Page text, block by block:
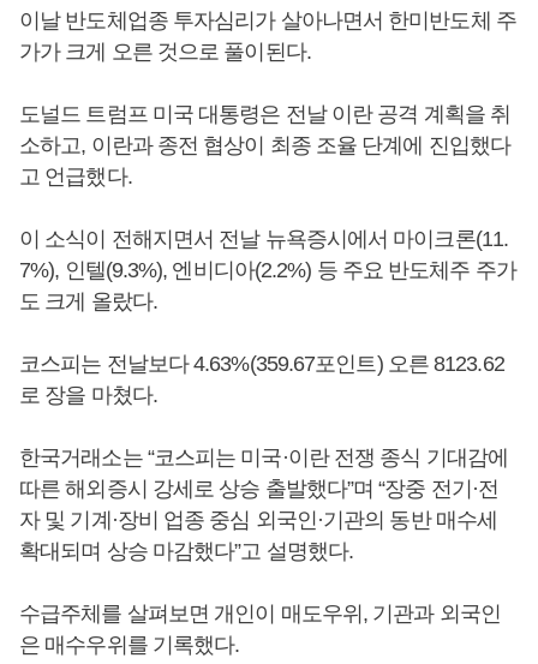
이날 반도체업종 투자심리가 살아나면서 한미반도체 주
가가 크게 오른 것으로 풀이된다.
도널드 트럼프 미국 대통령은 전날 이란 공격 계획을 취
소하고, 이란과 종전 협상이 최종 조율 단계에 진입했다
고 언급했다.
이 소식이 전해지면서 전날 뉴욕증시에서 마이크론(11.
7%), 인텔(9.3%), 엔비디아(2.2%) 등 주요 반도체주 주가
도 크게 올랐다.
코스피는 전날보다 4.63%(359.67포인트) 오른 8123.62
로 장을 마쳤다.
한국거래소는 “코스피는 미국·이란 전쟁 종식 기대감에
따른 해외증시 강세로 상승 출발했다”며 “장중 전기·전
자 및 기계·장비 업종 중심 외국인·기관의 동반 매수세
확대되며 상승 마감했다”고 설명했다.
수급주체를 살펴보면 개인이 매도우위, 기관과 외국인
은 매수우위를 기록했다.